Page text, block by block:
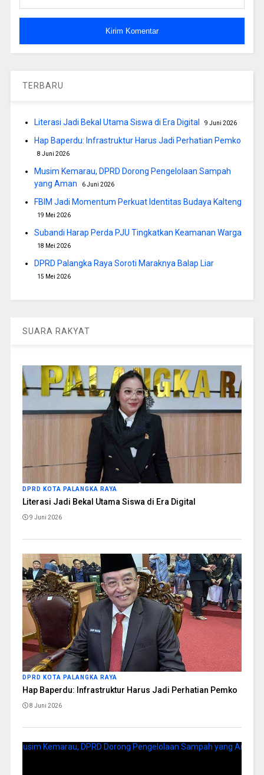
TERBARU
Literasi Jadi Bekal Utama Siswa di Era Digital 9 Juni 2026
Hap Baperdu: Infrastruktur Harus Jadi Perhatian Pemko
8 Juni 2026
Musim Kemarau, DPRD Dorong Pengelolaan Sampah
yang Aman
6 Juni 2026
FBIM Jadi Momentum Perkuat Identitas Budaya Kalteng
19 Mei 2026
Subandi Harap Perda PJU Tingkatkan Keamanan Warga
18 Mei 2026
DPRD Palangka Raya Soroti Maraknya Balap Liar
15 Mei 2026
SUARA RAKYAT
DPRD KOTA PALANGKA RAYA
Literasi Jadi Bekal Utama Siswa di Era Digital
9 Juni 2026
DPRD KOTA PALANGKA RAYA
Hap Baperdu: Infrastruktur Harus Jadi Perhatian Pemko
8 Juni 2026